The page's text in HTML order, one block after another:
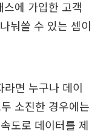
에 가입한 고객
눠쓸 수 있는 셈이
라면 누구나 데이
소진한 경우에는
도로 데이터를 제